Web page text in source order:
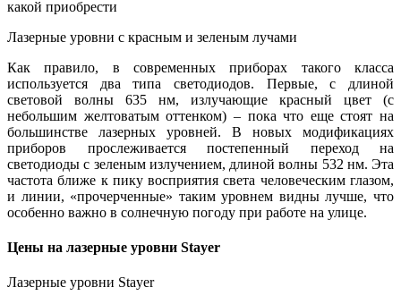
Лазерные уровни с красным и зеленым лучами
Как правило, в современных приборах такого класса
используется два типа светодиодов. Первые, с длиной
световой волны 635 нм, излучающие красный цвет (с
небольшим желтоватым оттенком) – пока что еще стоят на
большинстве лазерных уровней. В новых модификациях
приборов прослеживается постепенный переход на
светодиоды с зеленым излучением, длиной волны 532 нм. Эта
частота ближе к пику восприятия света человеческим глазом,
и линии, «прочерченные» таким уровнем видны лучше, что
особенно важно в солнечную погоду при работе на улице.
Цены на лазерные уровни Stayer
Лазерные уровни Stayer